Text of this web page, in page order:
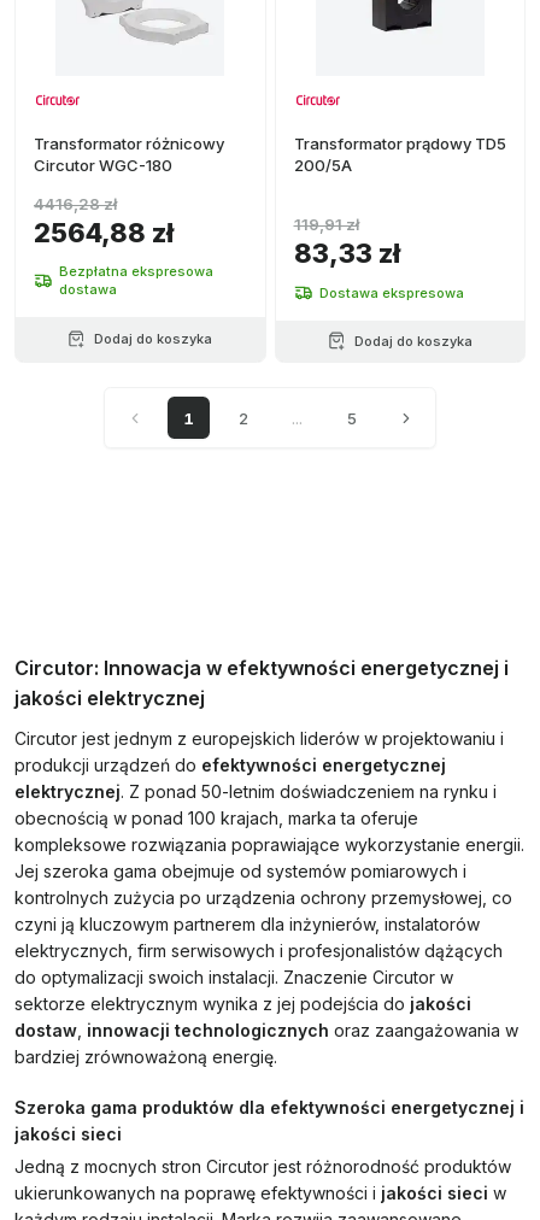
Transformator różnicowy
Circutor WGC-180
2564,88 zł
4416,28 zł
Bezpłatna ekspresowa
dostawa
Dodaj do koszyka
Transformator prądowy TD5
200/5A
83,33 zł
119,91 zł
Dostawa ekspresowa
Dodaj do koszyka
1 2 ... 5
Circutor: Innowacja w efektywności energetycznej i
jakości elektrycznej
Circutor jest jednym z europejskich liderów w projektowaniu i
produkcji urządzeń do efektywności energetycznej
elektrycznej. Z ponad 50-letnim doświadczeniem na rynku i
obecnością w ponad 100 krajach, marka ta oferuje
kompleksowe rozwiązania poprawiające wykorzystanie energii.
Jej szeroka gama obejmuje od systemów pomiarowych i
kontrolnych zużycia po urządzenia ochrony przemysłowej, co
czyni ją kluczowym partnerem dla inżynierów, instalatorów
elektrycznych, firm serwisowych i profesjonalistów dążących
do optymalizacji swoich instalacji. Znaczenie Circutor w
sektorze elektrycznym wynika z jej podejścia do jakości
dostaw innowacji technologicznych oraz zaangażowania w
bardziej zrównoważoną energię.
Szeroka gama produktów dla efektywności energetycznej i
jakości sieci
Jedną z mocnych stron Circutor jest różnorodność produktów
ukierunkowanych na poprawę efektywności i jakości sieci w